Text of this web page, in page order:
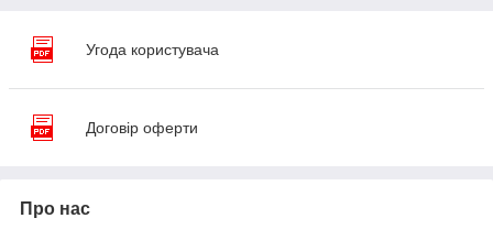
Угода користувача
Договір оферти
Про нас